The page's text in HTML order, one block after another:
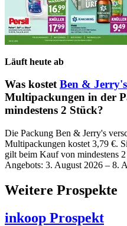
Läuft heute ab
Was kostetBen &
Multipackungen in der
mindestens 2 Stück?
Die Packung Ben & Jerry's
Multipackungen kostet 3,79 €.
gilt beim Kauf von mindestens
Angebots: 3. August 2026 – 8.
Weitere Prospekte
inkoop Prospekt